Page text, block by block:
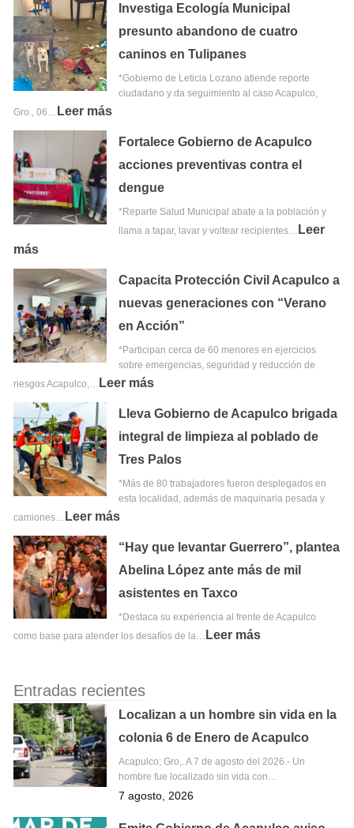
Investiga Ecología Municipal
presunto abandono de cuatro
caninos en Tulipanes
*Gobierno de Leticia Lozano atiende reporte
ciudadano y da seguimiento al caso Acapulco,
Gro., 06… Leer más
Fortalece Gobierno de Acapulco
acciones preventivas contra el
dengue
*Reparte Salud Municipal abate a la población y
llama a tapar, lavar y voltear recipientes… Leer
más
Capacita Protección Civil Acapulco a
nuevas generaciones con “Verano
en Acción”
*Participan cerca de 60 menores en ejercicios
sobre emergencias, seguridad y reducción de
riesgos Acapulco,… Leer más
Lleva Gobierno de Acapulco brigada
integral de limpieza al poblado de
Tres Palos
*Más de 80 trabajadores fueron desplegados en
esta localidad, además de maquinaria pesada y
camiones… Leer más
“Hay que levantar Guerrero”, plantea
Abelina López ante más de mil
asistentes en Taxco
*Destaca su experiencia al frente de Acapulco
como base para atender los desafíos de la… Leer más
Entradas recientes
Localizan a un hombre sin vida en la
colonia 6 de Enero de Acapulco
Acapulco; Gro,. A 7 de agosto del 2026.- Un
hombre fue localizado sin vida con…
7 agosto, 2026